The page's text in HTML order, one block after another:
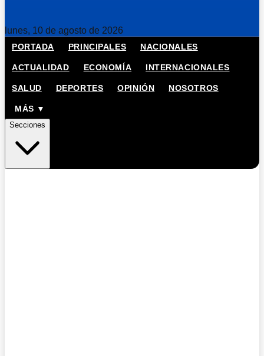
lunes, 10 de agosto de 2026
PORTADA PRINCIPALES NACIONALES
ACTUALIDAD ECONOMÍA INTERNACIONALES
SALUD DEPORTES OPINIÓN NOSOTROS
MÁS ▼
Secciones